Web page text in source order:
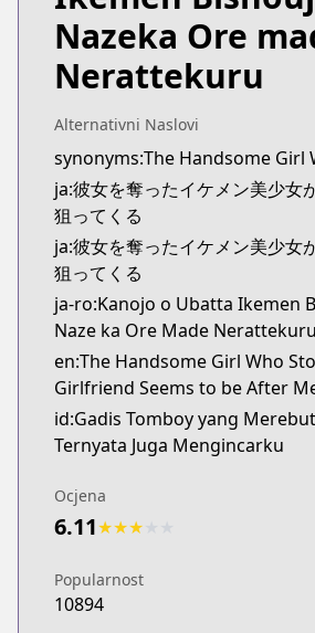
https://comic-walker.com/
MangaUpdates
MangaUpdates
https://
novelUpdates
https://
Book☆Walker
Book☆Walker
https://bookwalker.jp/series/
Nazeka Ore
Nerattekuru
Alternativni Naslovi
ja:彼女を奪ったイケメン美少女
狙ってくる
ja:彼女を奪ったイケメン美少女
狙ってくる
ja-ro:Kanojo o Ubatta Ikemen
Naze ka Ore Made Nerattekuru
en:The Handsome Girl Who
Girlfriend Seems to be After
id:Gadis Tomboy yang
Ternyata Juga Mengincarku
Ocjena
6.11★★★
Popularnost
10894